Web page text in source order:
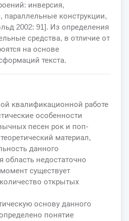
инверсия,
параллельные конструкции,
2002: 91]. Из определения
средства, в отличие от
на основе
текста.
квалификационной работе
особенности
песен рок и поп-
материал,
данного
область недостаточно
существует
открытых
основу данного
понятие